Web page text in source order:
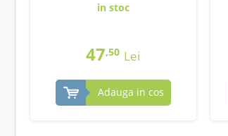
in stoc
47,50 Lei
Adauga in cos